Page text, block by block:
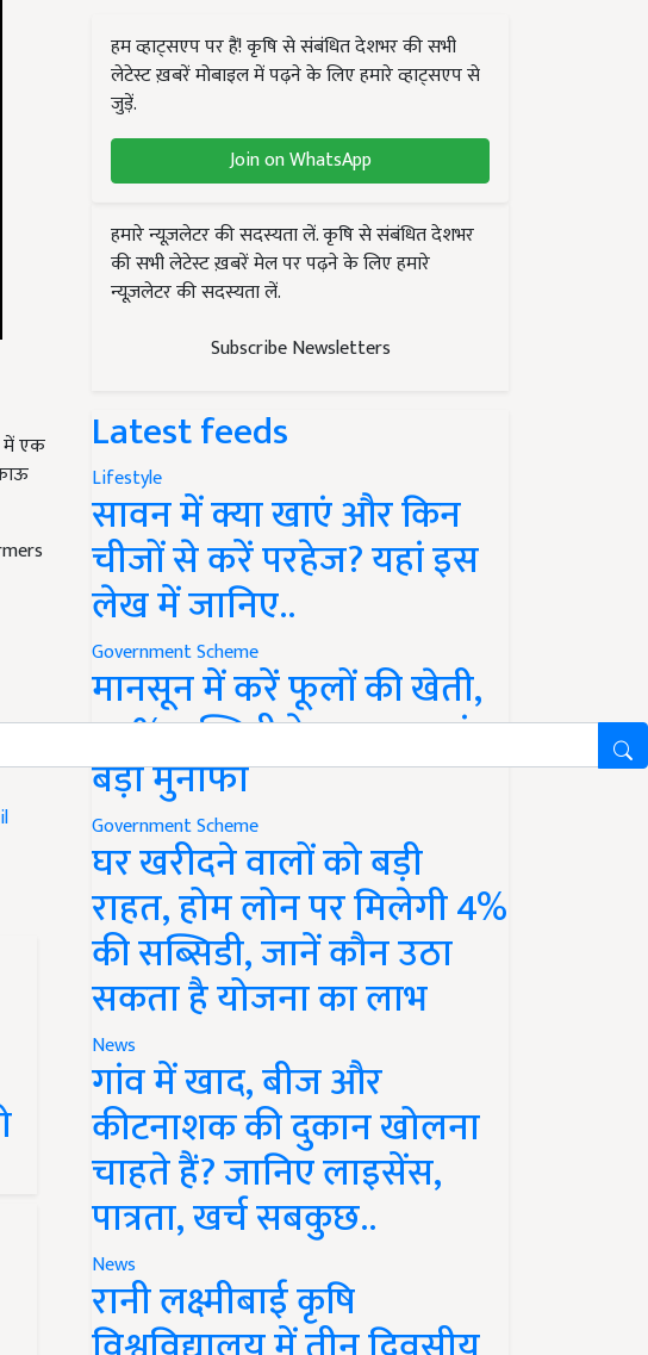
में एक
हम व्हाट्सएप पर हैं! कृषि से संबंधित देशभर की सभी
लेटेस्ट ख़बरें मोबाइल में पढ़ने के लिए हमारे व्हाट्सएप से
जुड़ें.
Join on WhatsApp
हमारे न्यूज़लेटर की सदस्यता लें. कृषि से संबंधित देशभर
की सभी लेटेस्ट ख़बरें मेल पर पढ़ने के लिए हमारे
न्यूज़लेटर की सदस्यता लें.
Subscribe Newsletters
Latest feeds
Lifestyle
सावन में क्या खाएं और किन
चीजों से करें परहेज? यहां इस
लेख में जानिए..
Government Scheme
मानसून में करें फूलों की खेती,
50% सब्सिडी के साथ कमाएं
बड़ा मुनाफा
Government Scheme
घर खरीदने वालों को बड़ी
राहत, होम लोन पर मिलेगी 4%
की सब्सिडी, जानें कौन उठा
सकता है योजना का लाभ
News
गांव में खाद, बीज और
कीटनाशक की दुकान खोलना
चाहते हैं? जानिए लाइसेंस,
पात्रता, खर्च सबकुछ..
News
रानी लक्ष्मीबाई कृषि